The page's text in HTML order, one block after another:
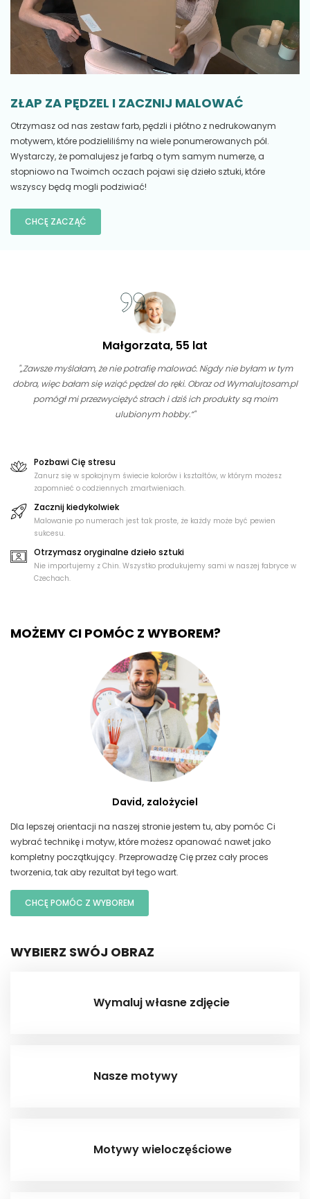
ZŁAP ZA PĘDZEL I ZACZNIJ MALOWAĆ
Otrzymasz od nas zestaw farb, pędzli i płótno z nedrukowanym
motywem, które podzieliliśmy na wiele ponumerowanych pól.
Wystarczy, że pomalujesz je farbą o tym samym numerze, a
stopniowo na Twoimch oczach pojawi się dzieło sztuki, które
wszyscy będą mogli podziwiać!
CHCĘ ZACZĄĆ
Małgorzata, 55 lat
"„Zawsze myślałam, że nie potrafię malować. Nigdy nie byłam w tym
dobra, więc bałam się wziąć pędzel do ręki. Obraz od Wymalujtosam.pl
pomógł mi przezwyciężyć strach i dziś ich produkty są moim
ulubionym hobby.“"
Pozbawi Cię stresu
Zanurz się w spokojnym świecie kolorów i kształtów, w którym możesz
zapomnieć o codziennych zmartwieniach.
Zacznij kiedykolwiek
Malowanie po numerach jest tak proste, że każdy może być pewien
sukcesu.
Otrzymasz oryginalne dzieło sztuki
Nie importujemy z Chin. Wszystko produkujemy sami w naszej fabryce w
Czechach.
MOŻEMY CI POMÓC Z WYBOREM?
David, zalożyciel
Dla lepszej orientacji na naszej stronie jestem tu, aby pomóc Ci
wybrać technikę i motyw, które możesz opanować nawet jako
kompletny początkujący. Przeprowadzę Cię przez cały proces
tworzenia, tak aby rezultat był tego wart.
CHCĘ POMÓC Z WYBOREM
WYBIERZ SWÓJ OBRAZ
Wymaluj własne zdjęcie
Nasze motywy
Motywy wieloczęściowe